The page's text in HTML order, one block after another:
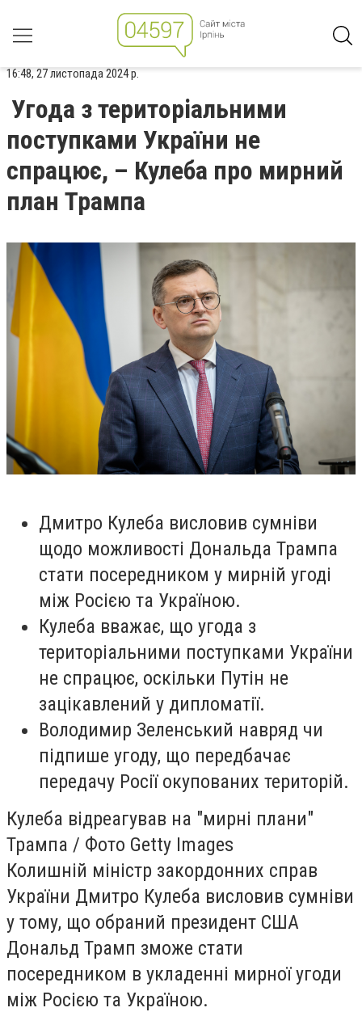
16:48, 27 листопада 2024 р.
Угода з територіальними
поступками України не
спрацює, – Кулеба про мирний
план Трампа
Дмитро Кулеба висловив сумніви
щодо можливості Дональда Трампа
стати посередником у мирній угоді
між Росією та Україною.
Кулеба вважає, що угода з
територіальними поступками України
не спрацює, оскільки Путін не
зацікавлений у дипломатії.
Володимир Зеленський навряд чи
підпише угоду, що передбачає
передачу Росії окупованих територій.
Кулеба відреагував на "мирні плани"
Трампа / Фото Getty Images
Колишній міністр закордонних справ
України Дмитро Кулеба висловив сумніви
у тому, що обраний президент США
Дональд Трамп зможе стати
посередником в укладенні мирної угоди
між Росією та Україною.